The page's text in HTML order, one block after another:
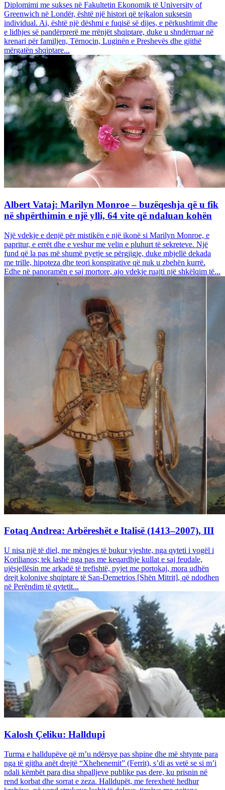
Diplomimi me sukses në Fakultetin Ekonomik të University of
Greenwich në Londër, është një histori që tejkalon suksesin
individual. Ai, është një dëshmi e fuqisë së dijes, e përkushtimit dhe
e lidhjes së pandërprerë me rrënjët shqiptare, duke u shndërruar në
krenari për familjen, Tërnocin, Luginën e Preshevës dhe gjithë
mërgatën shqiptare...
Albert Vataj: Marilyn Monroe – buzëqeshja që u fik
në shpërthimin e një ylli, 64 vite që ndaluan kohën
Një vdekje e denjë për mistikën e një ikonë si Marilyn Monroe, e
papritur, e errët dhe e veshur me velin e pluhurt të sekreteve. Një
fund që la pas më shumë pyetje se përgjigje, duke mbjellë dekada
me trille, hipoteza dhe teori konspirative që nuk u zbehën kurrë.
Edhe në panoramën e saj mortore, ajo vdekje ruajti një shkëlqim të...
Fotaq Andrea: Arbëreshët e Italisë (1413–2007), III
U nisa një të diel, me mëngjes të bukur vjeshte, nga qyteti i vogël i
Korilianos; tek lashë nga pas me keqardhje kullat e saj feudale,
ujësjellësin me arkadë të trefishtë, pyjet me portokaj, mora udhën
drejt kolonive shqiptare të San-Demetrios [Shën Mitrit], që ndodhen
në Perëndim të qytetit...
Kalosh Çeliku: Halldupi
Turma e halldupëve që m’u ndërsye pas shpine dhe më shtynte para
nga të gjitha anët drejtë “Xhehenemit” (Ferrit), s’di as vetë se si m’i
ndali këmbët para disa shpalljeve publike pas dere, ku prisnin në
rend korbat dhe sorrat e zeza. Halldupët, me ferexhetë hedhur